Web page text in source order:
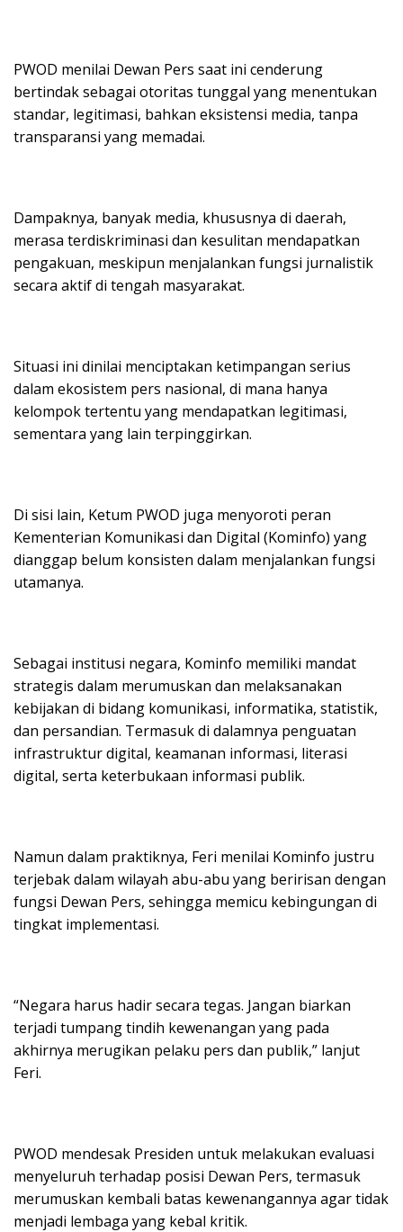
PWOD menilai Dewan Pers saat ini cenderung
bertindak sebagai otoritas tunggal yang menentukan
standar, legitimasi, bahkan eksistensi media, tanpa
transparansi yang memadai.
Dampaknya, banyak media, khususnya di daerah,
merasa terdiskriminasi dan kesulitan mendapatkan
pengakuan, meskipun menjalankan fungsi jurnalistik
secara aktif di tengah masyarakat.
Situasi ini dinilai menciptakan ketimpangan serius
dalam ekosistem pers nasional, di mana hanya
kelompok tertentu yang mendapatkan legitimasi,
sementara yang lain terpinggirkan.
Di sisi lain, Ketum PWOD juga menyoroti peran
Kementerian Komunikasi dan Digital (Kominfo) yang
dianggap belum konsisten dalam menjalankan fungsi
utamanya.
Sebagai institusi negara, Kominfo memiliki mandat
strategis dalam merumuskan dan melaksanakan
kebijakan di bidang komunikasi, informatika, statistik,
dan persandian. Termasuk di dalamnya penguatan
infrastruktur digital, keamanan informasi, literasi
digital, serta keterbukaan informasi publik.
Namun dalam praktiknya, Feri menilai Kominfo justru
terjebak dalam wilayah abu-abu yang beririsan dengan
fungsi Dewan Pers, sehingga memicu kebingungan di
tingkat implementasi.
“Negara harus hadir secara tegas. Jangan biarkan
terjadi tumpang tindih kewenangan yang pada
akhirnya merugikan pelaku pers dan publik,” lanjut
Feri.
PWOD mendesak Presiden untuk melakukan evaluasi
menyeluruh terhadap posisi Dewan Pers, termasuk
merumuskan kembali batas kewenangannya agar tidak
menjadi lembaga yang kebal kritik.